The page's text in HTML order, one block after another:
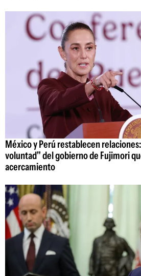
México y Perú restablecen
voluntad" del gobierno de Fujimori
acercamiento